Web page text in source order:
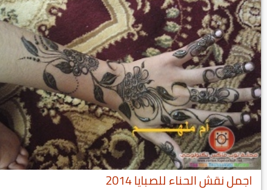
اجمل نقش الحناء للصبايا 2014